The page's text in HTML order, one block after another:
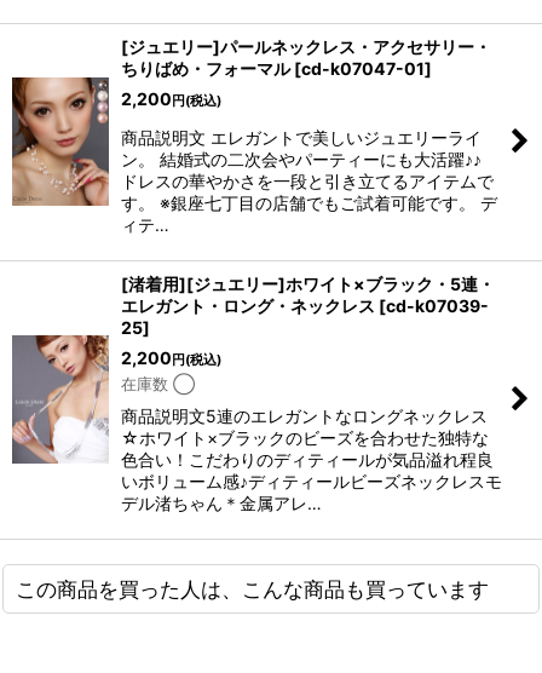
[ジュエリー]パールネックレス・アクセサリー・
ちりばめ・フォーマル [cd-k07047-01]
2,200 円 (税込)
商品説明文 エレガントで美しいジュエリーライ
ン。 結婚式の二次会やパーティーにも大活躍♪♪
ドレスの華やかさを一段と引き立てるアイテムで
す。 ※銀座七丁目の店舗でもご試着可能です。 デ
ィテ…
[渚着用][ジュエリー]ホワイト×ブラック・5連・
エレガント・ロング・ネックレス [cd-k07039-
25]
2,200 円 (税込)
在庫数 ◯
商品説明文5連のエレガントなロングネックレス
☆ホワイト×ブラックのビーズを合わせた独特な
色合い！こだわりのディティールが気品溢れ程良
いボリューム感♪ディティールビーズネックレスモ
デル渚ちゃん＊金属アレ…
この商品を買った人は、こんな商品も買っています